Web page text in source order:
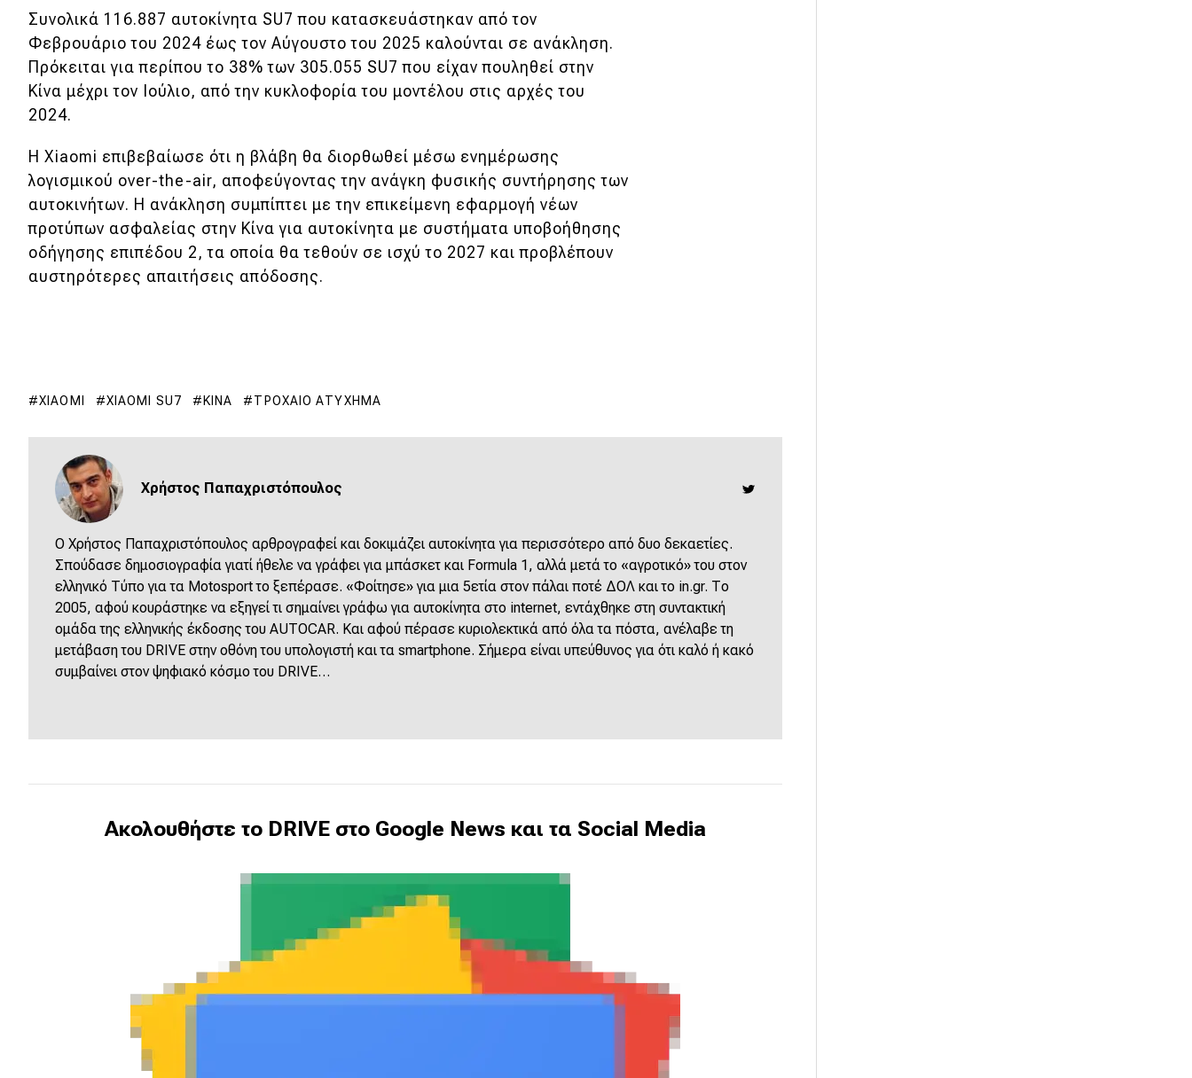
DRIVE Away
MOTO
Μεταχειρισμένο
Οδηγός αγοράς
Συμβουλές
Χρηστικά
Συμβουλές
DRIVE USED
Συνολικά 116.887 αυτοκίνητα SU7 που κατασκευάστηκαν από τον
Φεβρουάριο του 2024 έως τον Αύγουστο του 2025 καλούνται σε ανάκληση.
Πρόκειται για περίπου το 38% των 305.055 SU7 που είχαν πουληθεί στην
Κίνα μέχρι τον Ιούλιο, από την κυκλοφορία του μοντέλου στις αρχές του
2024.
Η Xiaomi επιβεβαίωσε ότι η βλάβη θα διορθωθεί μέσω ενημέρωσης
λογισμικού over-the-air, αποφεύγοντας την ανάγκη φυσικής συντήρησης των
αυτοκινήτων. Η ανάκληση συμπίπτει με την επικείμενη εφαρμογή νέων
προτύπων ασφαλείας στην Κίνα για αυτοκίνητα με συστήματα υποβοήθησης
οδήγησης επιπέδου 2, τα οποία θα τεθούν σε ισχύ το 2027 και προβλέπουν
αυστηρότερες απαιτήσεις απόδοσης.
XIAOMI XIAOMI SU7 ΚΊΝΑ ΤΡΟΧΑΊΟ ΑΤΎΧΗΜΑ
Χρήστος Παπαχριστόπουλος
O Χρήστος Παπαχριστόπουλος αρθρογραφεί και δοκιμάζει αυτοκίνητα για περισσότερο από δυο δεκαετίες.
Σπούδασε δημοσιογραφία γιατί ήθελε να γράφει για μπάσκετ και Formula 1, αλλά μετά το «αγροτικό» του στον
ελληνικό Τύπο για τα Motosport το ξεπέρασε. «Φοίτησε» για μια 5ετία στον πάλαι ποτέ ΔΟΛ και το in.gr. Το
2005, αφού κουράστηκε να εξηγεί τι σημαίνει γράφω για αυτοκίνητα στο internet, εντάχθηκε στη συντακτική
ομάδα της ελληνικής έκδοσης του AUTOCAR. Και αφού πέρασε κυριολεκτικά από όλα τα πόστα, ανέλαβε τη
μετάβαση του DRIVE στην οθόνη του υπολογιστή και τα smartphone. Σήμερα είναι υπεύθυνος για ότι καλό ή κακό
συμβαίνει στον ψηφιακό κόσμο του DRIVE…
Ακολουθήστε το DRIVE στο Google News και τα Social Media